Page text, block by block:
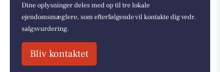
Dine oplysninger deles med op til tre lokale
ejendomsmæglere, som efterfølgende vil kontakte dig vedr.
salgsvurdering.
Bliv kontaktet